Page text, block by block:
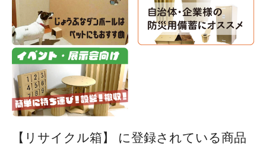
【リサイクル箱】 に登録されている商品